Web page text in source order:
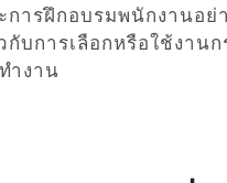
ารฝึกอบรมพนักงานอย่
บการเลือกหรือใช้งานก
ำงาน